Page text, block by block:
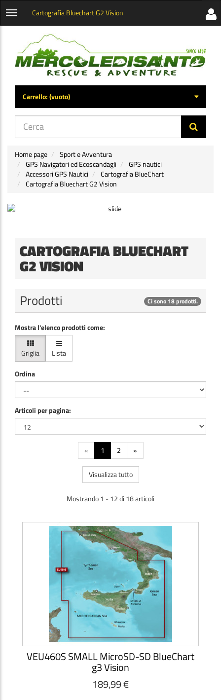
Apri
categorie
Cartografia Bluechart G2 Vision
di
Carrello:(vuoto)
Home page
Sport e Avventura
GPS Navigatori ed Ecoscandagli
GPS nautici
Accessori GPS Nautici
Cartografia BlueChart
Cartografia Bluechart G2 Vision
CARTOGRAFIA BLUECHART
G2 VISION
Prodotti Ci sono 18 prodotti.
Mostra l'elenco prodotti come:
Griglia
Lista
Ordina
Articoli per pagina:
« 1 2 »
Visualizza tutto
Mostrando 1 - 12 di 18 articoli
VEU460S SMALL MicroSD-SD BlueChart
g3 Vision
189,99 €